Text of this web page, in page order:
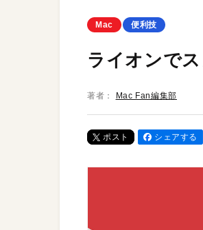
Mac 便利技
ライオンで
著者： Mac Fan編集部
ポスト シェアする